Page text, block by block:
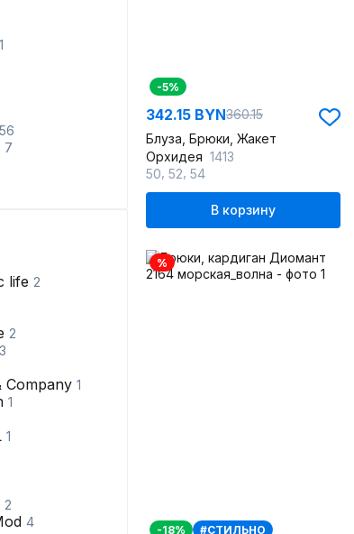
56
7
life 2
2
3
Сompany 1
1
1
2
4
-5%
342.15 BYN360.15
Блуза, Брюки, Жакет
Орхидея 1413
50 52 54
В корзину
%
-18% #СТИЛЬНО